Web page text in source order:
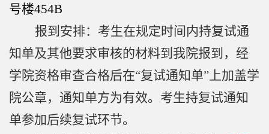
号楼454B
报到安排： 考生在规定时间内持复试通
知单及其他要求审核的材料到我院报到，经
学院资格审查合格后在“复试通知单”上加盖学
院公章，通知单方为有效。考生持复试通知
单参加后续复试环节。